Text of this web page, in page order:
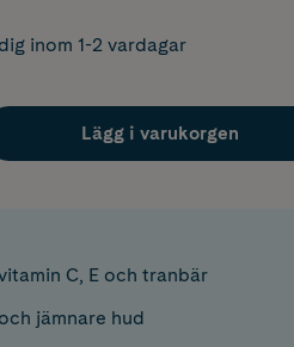
inom 1-2 vardagar
Lägg i varukorgen
C, E och tranbär
jämnare hud